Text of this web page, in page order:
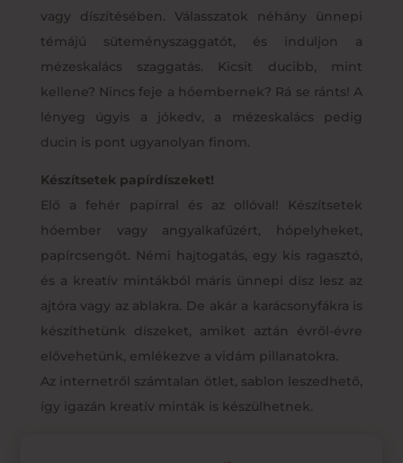
vagy díszítésében. Válasszatok néhány ünnepi
témájú süteményszaggatót, és induljon a
mézeskalács szaggatás. Kicsit ducibb, mint
kellene? Nincs feje a hóembernek? Rá se ránts! A
lényeg úgyis a jókedv, a mézeskalács pedig
ducin is pont ugyanolyan finom.
Készítsetek papírdíszeket!
Elő a fehér papírral és az ollóval! Készítsetek
hóember vagy angyalkafűzért, hópelyheket,
papírcsengőt. Némi hajtogatás, egy kis ragasztó,
és a kreatív mintákból máris ünnepi dísz lesz az
ajtóra vagy az ablakra. De akár a karácsonyfákra is
készíthetünk díszeket, amiket aztán évről-évre
elővehetünk, emlékezve a vidám pillanatokra.
Az internetről számtalan ötlet, sablon leszedhető,
így igazán kreatív minták is készülhetnek.